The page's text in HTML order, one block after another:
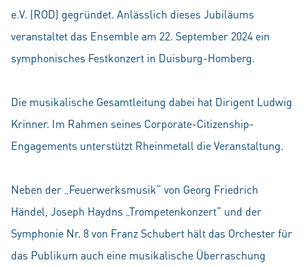
e.V. (ROD) gegründet. Anlässlich dieses Jubiläums
veranstaltet das Ensemble am 22. September 2024 ein
symphonisches Festkonzert in Duisburg-Homberg.
Die musikalische Gesamtleitung dabei hat Dirigent Ludwig
Krinner. Im Rahmen seines Corporate-Citizenship-
Engagements unterstützt Rheinmetall die Veranstaltung.
Neben der „Feuerwerksmusik“ von Georg Friedrich
Händel, Joseph Haydns „Trompetenkonzert“ und der
Symphonie Nr. 8 von Franz Schubert hält das Orchester für
das Publikum auch eine musikalische Überraschung